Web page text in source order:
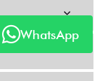
WhatsApp